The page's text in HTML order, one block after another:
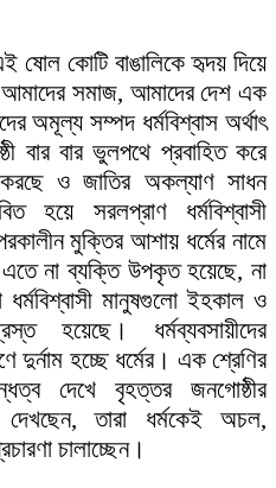
কোটি বাঙালিকে হৃদয় দিয়ে
সমাজ, আমাদের দেশ এক
অমূল্য সম্পদ ধর্মবিশ্বাস অর্থাৎ
বার বার ভুলপথে প্রবাহিত করে
করছে ও জাতির অকল্যাণ সাধন
হয়ে সরলপ্রাণ ধর্মবিশ্বাসী
মুক্তির আশায় ধর্মের নামে
না ব্যক্তি উপকৃত হয়েছে, না
মানুষগুলো ইহকাল ও
হয়েছে। ধর্মব্যবসায়ীদের
হচ্ছে ধর্মের। এক শ্রেণির
দেখে বৃহত্তর জনগোষ্ঠীর
দেখছেন, তারা ধর্মকেই অচল,
চালাচ্ছেন।